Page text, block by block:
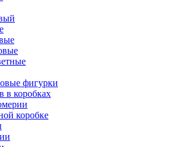
фигурки
в коробках
коробке